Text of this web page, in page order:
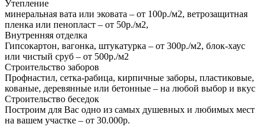
Утепление
минеральная вата или эковата – от 100р./м2, ветрозащитная
пленка или пенопласт – от 50р./м2,
Внутренняя отделка
Гипсокартон, вагонка, штукатурка – от 300р./м2, блок-хаус
или чистый сруб – от 500р./м2
Строительство заборов
Профнастил, сетка-рабица, кирпичные заборы, пластиковые,
кованые, деревянные или бетонные – на любой выбор и вкус
Строительство беседок
Построим для Вас одно из самых душевных и любимых мест
на вашем участке – от 30.000р.